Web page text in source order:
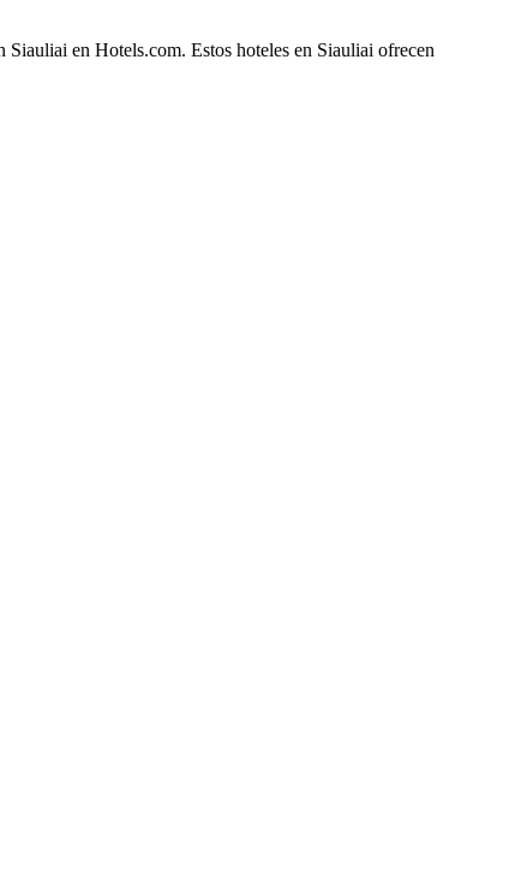
Siauliai en Hotels.com. Estos hoteles en Siauliai ofrecen